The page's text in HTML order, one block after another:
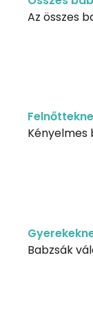
Az összes
Babzsák